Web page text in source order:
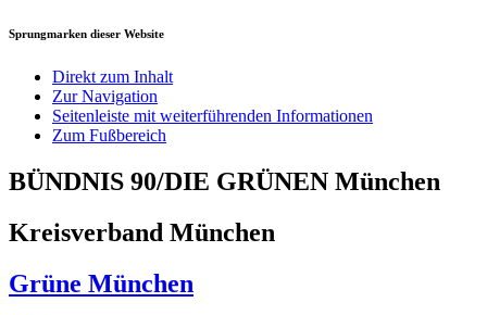
Sprungmarken dieser Website
Direkt zum Inhalt
Zur Navigation
Seitenleiste mit weiterführenden Informationen
Zum Fußbereich
BÜNDNIS 90/DIE GRÜNEN München
Kreisverband München
Grüne München